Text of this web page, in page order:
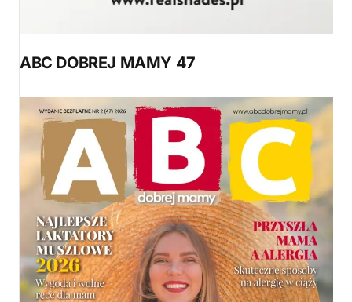
ABC DOBREJ MAMY 47